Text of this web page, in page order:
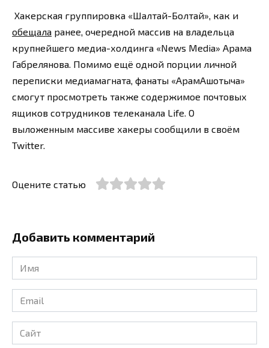
Хакерская группировка «Шалтай-Болтай», как и
обещала ранее, очередной массив на владельца
крупнейшего медиа-холдинга «News Media» Арама
Габрелянова. Помимо ещё одной порции личной
переписки медиамагната, фанаты «АрамАшотыча»
смогут просмотреть также содержимое почтовых
ящиков сотрудников телеканала Life. О
выложенным массиве хакеры сообщили в своём
Twitter.
Оцените статью
Добавить комментарий
Имя
*
Email
*
Сайт